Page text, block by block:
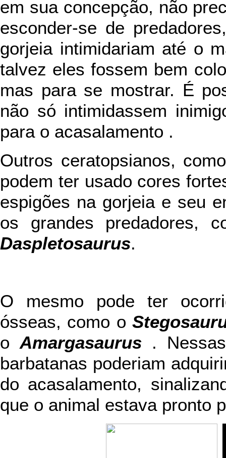
em sua concepção, não
esconder-se de
gorjeia intimidariam até o
talvez eles fossem bem
mas para se mostrar. É
não só intimidassem
para o acasalamento .
Outros ceratopsianos,
podem ter usado cores
espigões na gorjeia e seu
os grandes predadores,
Daspletosaurus.
O mesmo pode ter
ósseas, como o
oAmargasaurus .
barbatanas poderiam
do acasalamento,
que o animal estava pronto